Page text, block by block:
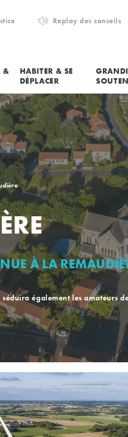
Replay des conseils
&
HABITER & SE
DÉPLACER
À LA
également les amateurs